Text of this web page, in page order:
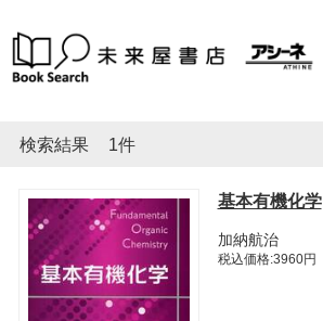
検索結果 1件
基本有機化学
加納航治
税込価格:3960円